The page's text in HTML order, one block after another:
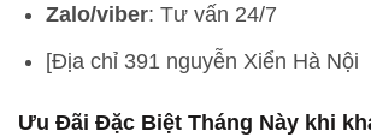
Zalo/viber: Tư vấn 24/7
[Địa chỉ 391 nguyễn Xiển Hà Nội
Ưu Đãi Đặc Biệt Tháng Này khi